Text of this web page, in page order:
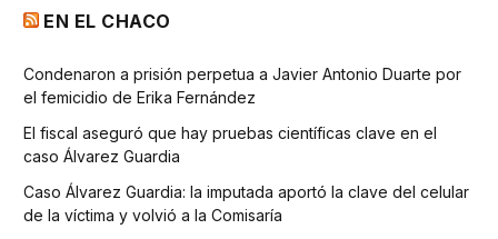
EN EL CHACO
Condenaron a prisión perpetua a Javier Antonio Duarte por
el femicidio de Erika Fernández
El fiscal aseguró que hay pruebas científicas clave en el
caso Álvarez Guardia
Caso Álvarez Guardia: la imputada aportó la clave del celular
de la víctima y volvió a la Comisaría